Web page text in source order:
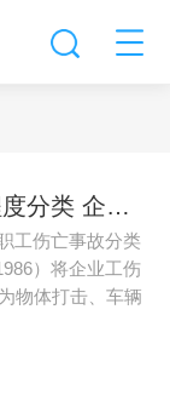
企业事故伤害程度分类 企业事故损失分类
工伤亡事故分类
）将企业工伤
物体打击、车辆